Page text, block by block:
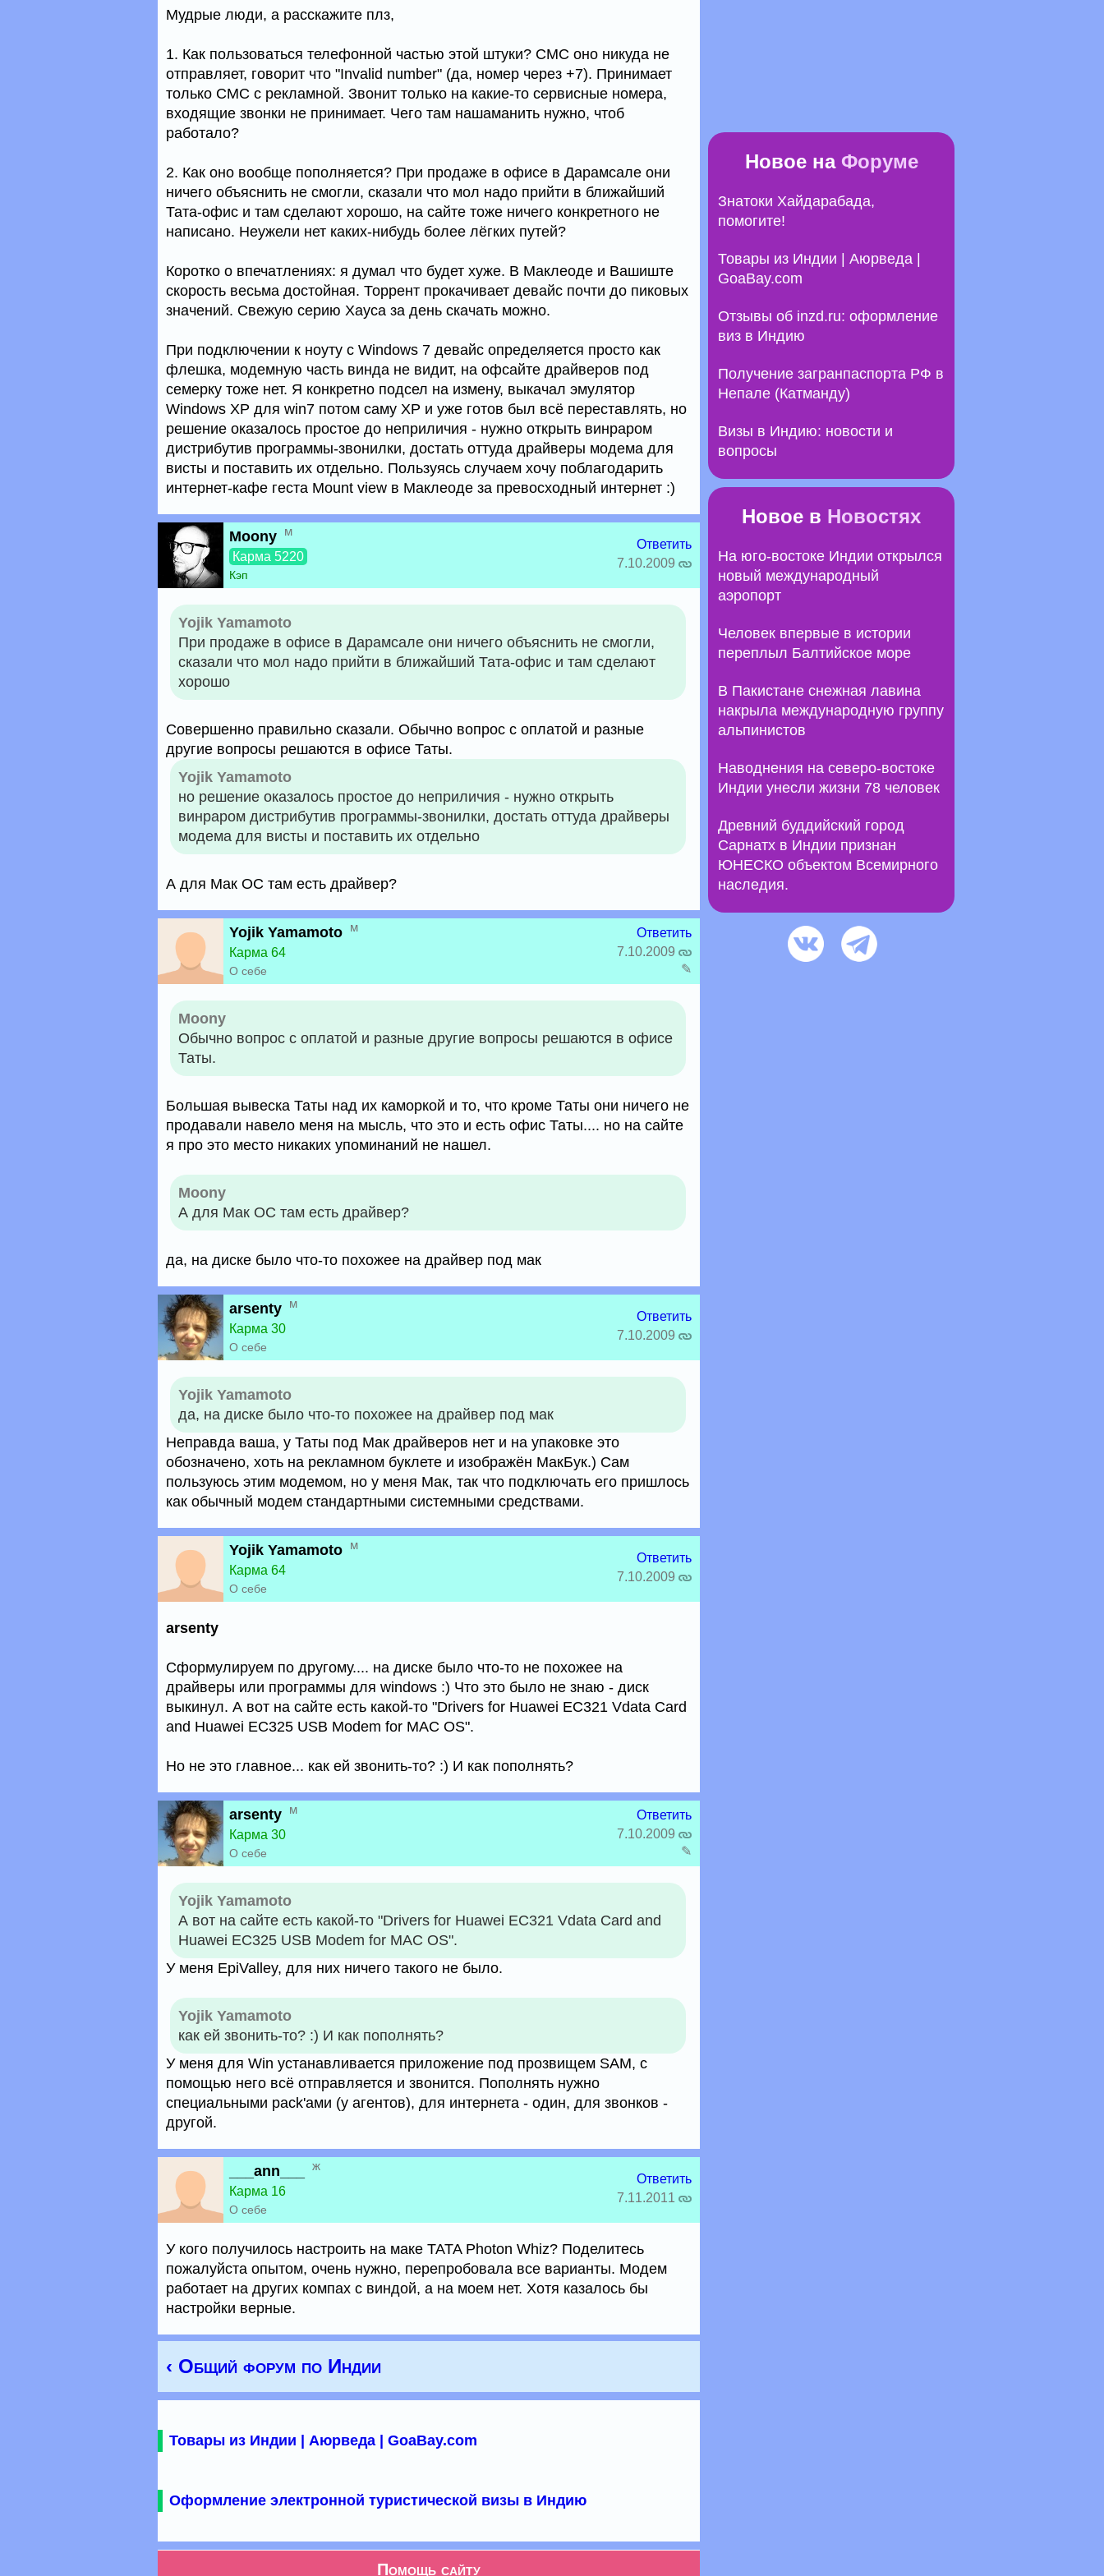
Мудрые люди, а расскажите плз,
1. Как пользоваться телефонной частью этой штуки? СМС оно никуда не
отправляет, говорит что "Invalid number" (да, номер через +7). Принимает
только СМС с рекламной. Звонит только на какие-то сервисные номера,
входящие звонки не принимает. Чего там нашаманить нужно, чтоб
работало?
2. Как оно вообще пополняется? При продаже в офисе в Дарамсале они
ничего объяснить не смогли, сказали что мол надо прийти в ближайший
Тата-офис и там сделают хорошо, на сайте тоже ничего конкретного не
написано. Неужели нет каких-нибудь более лёгких путей?
Коротко о впечатлениях: я думал что будет хуже. В Маклеоде и Вашиште
скорость весьма достойная. Торрент прокачивает девайс почти до пиковых
значений. Свежую серию Хауса за день скачать можно.
При подключении к ноуту с Windows 7 девайс определяется просто как
флешка, модемную часть винда не видит, на офсайте драйверов под
семерку тоже нет. Я конкретно подсел на измену, выкачал эмулятор
Windows XP для win7 потом саму XP и уже готов был всё переставлять, но
решение оказалось простое до неприличия - нужно открыть винраром
дистрибутив программы-звонилки, достать оттуда драйверы модема для
висты и поставить их отдельно. Пользуясь случаем хочу поблагодарить
интернет-кафе геста Mount view в Маклеоде за превосходный интернет :)
Moony м
Карма 5220
Кэп
Ответить
7.10.2009
Yojik Yamamoto
При продаже в офисе в Дарамсале они ничего объяснить не смогли,
сказали что мол надо прийти в ближайший Тата-офис и там сделают
хорошо
Совершенно правильно сказали. Обычно вопрос с оплатой и разные
другие вопросы решаются в офисе Таты.
Yojik Yamamoto
но решение оказалось простое до неприличия - нужно открыть
винраром дистрибутив программы-звонилки, достать оттуда драйверы
модема для висты и поставить их отдельно
А для Мак ОС там есть драйвер?
Yojik Yamamoto м
Карма 64
О себе
Ответить
7.10.2009
✎
Moony
Обычно вопрос с оплатой и разные другие вопросы решаются в офисе
Таты.
Большая вывеска Таты над их каморкой и то, что кроме Таты они ничего не
продавали навело меня на мысль, что это и есть офис Таты.... но на сайте
я про это место никаких упоминаний не нашел.
Moony
А для Мак ОС там есть драйвер?
да, на диске было что-то похожее на драйвер под мак
arsenty м
Карма 30
О себе
Ответить
7.10.2009
Yojik Yamamoto
да, на диске было что-то похожее на драйвер под мак
Неправда ваша, у Таты под Мак драйверов нет и на упаковке это
обозначено, хоть на рекламном буклете и изображён МакБук.) Сам
пользуюсь этим модемом, но у меня Мак, так что подключать его пришлось
как обычный модем стандартными системными средствами.
Yojik Yamamoto м
Карма 64
О себе
Ответить
7.10.2009
arsenty
Сформулируем по другому.... на диске было что-то не похожее на
драйверы или программы для windows :) Что это было не знаю - диск
выкинул. А вот на сайте есть какой-то "Drivers for Huawei EC321 Vdata Card
and Huawei EC325 USB Modem for MAC OS".
Но не это главное... как ей звонить-то? :) И как пополнять?
arsenty м
Карма 30
О себе
Ответить
7.10.2009
✎
Yojik Yamamoto
А вот на сайте есть какой-то "Drivers for Huawei EC321 Vdata Card and
Huawei EC325 USB Modem for MAC OS".
У меня EpiValley, для них ничего такого не было.
Yojik Yamamoto
как ей звонить-то? :) И как пополнять?
У меня для Win устанавливается приложение под прозвищем SAM, с
помощью него всё отправляется и звонится. Пополнять нужно
специальными pack'ами (у агентов), для интернета - один, для звонков -
другой.
___ann___
ж
Карма 16
О себе
Ответить
7.11.2011
У кого получилось настроить на маке TATA Photon Whiz? Поделитесь
пожалуйста опытом, очень нужно, перепробовала все варианты. Модем
работает на других компах с виндой, а на моем нет. Хотя казалось бы
настройки верные.
‹ Общий форум по Индии
Товары из Индии | Аюрведа | GoaBay.com
Оформление электронной туристической визы в Индию
Помощь сайту
Новое на Форуме
Знатоки Хайдарабада,
помогите!
Товары из Индии | Аюрведа |
GoaBay.com
Отзывы об inzd.ru: оформление
виз в Индию
Получение загранпаспорта РФ в
Непале (Катманду)
Визы в Индию: новости и
вопросы
Новое в Новостях
На юго-востоке Индии открылся
новый международный
аэропорт
Человек впервые в истории
переплыл Балтийское море
В Пакистане снежная лавина
накрыла международную группу
альпинистов
Наводнения на северо-востоке
Индии унесли жизни 78 человек
Древний буддийский город
Сарнатх в Индии признан
ЮНЕСКО объектом Всемирного
наследия.